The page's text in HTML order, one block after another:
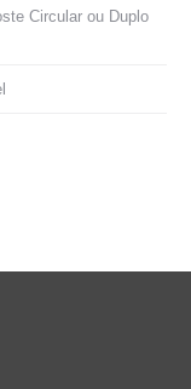
Circular ou Duplo